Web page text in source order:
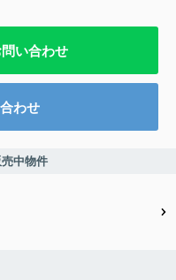
い合わせ
わせ
中物件